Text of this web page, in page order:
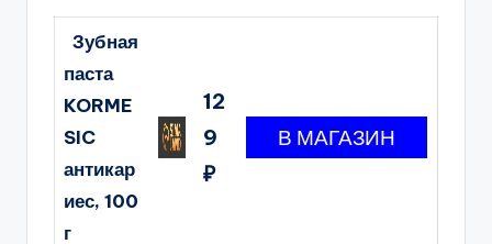
Зубная
паста
KORME
SIC
антикар
иес, 100
г
12
9
₽